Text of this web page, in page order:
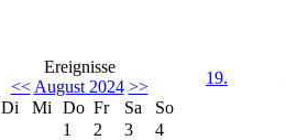
Ereignisse
<< August 2024 >>
Di Mi Do Fr Sa
So
1
2 3
4
19.